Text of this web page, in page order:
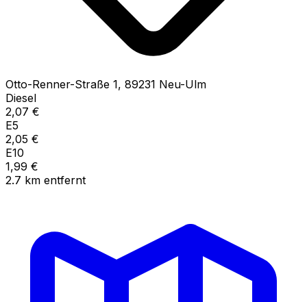
Otto-Renner-Straße 1, 89231 Neu-Ulm
Diesel
2,07 €
E5
2,05 €
E10
1,99 €
2.7 km entfernt